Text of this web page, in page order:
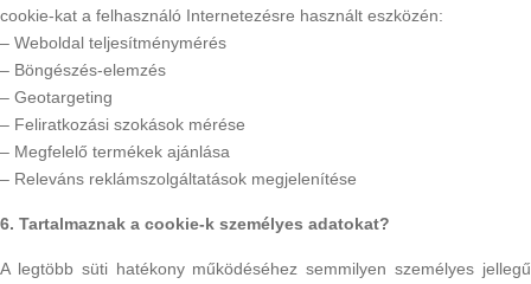
cookie-kat a felhasználó Internetezésre használt eszközén:
– Weboldal teljesítménymérés
– Böngészés-elemzés
– Geotargeting
– Feliratkozási szokások mérése
– Megfelelő termékek ajánlása
– Releváns reklámszolgáltatások megjelenítése
6. Tartalmaznak a cookie-k személyes adatokat?
A legtöbb süti hatékony működéséhez semmilyen személyes jellegű